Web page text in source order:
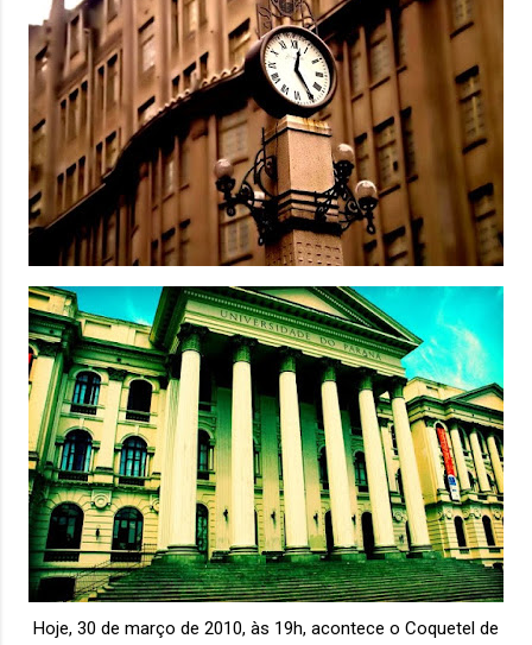
Hoje, 30 de março de 2010, às 19h, acontece o Coquetel de